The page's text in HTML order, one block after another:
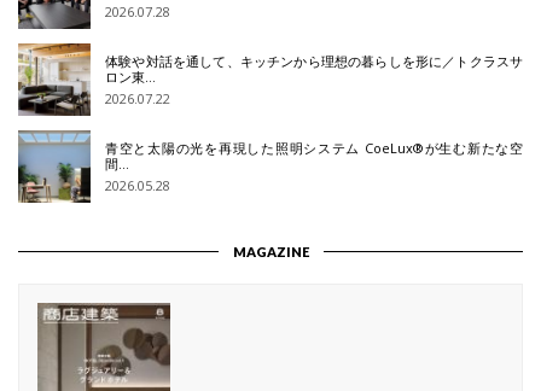
2026.07.28
体験や対話を通して、キッチンから理想の暮らしを形に／トクラスサ
ロン東…
2026.07.22
青空と太陽の光を再現した照明システム CoeLux®が生む新たな空
間…
2026.05.28
MAGAZINE